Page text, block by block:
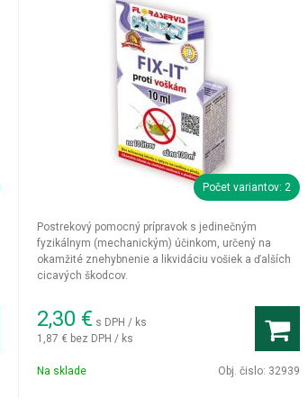
Počet variantov: 2
Postrekový pomocný prípravok s jedinečným
fyzikálnym (mechanickým) účinkom, určený na
okamžité znehybnenie a likvidáciu vošiek a ďalších
cicavých škodcov.
2,30 € s DPH / ks
1,87 € bez DPH / ks
Na sklade Obj. čislo: 32939